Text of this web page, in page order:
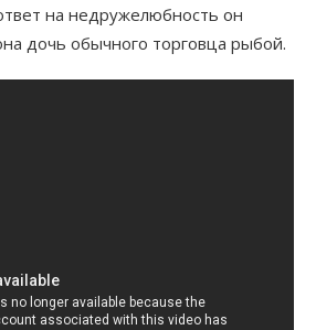
на недружелюбность он
дочь обычного торговца рыбой.